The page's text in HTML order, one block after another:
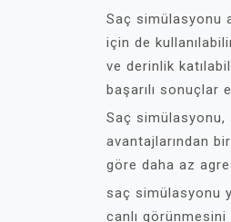
Saç simülasyonu
için de
ve derinlik
başarılı sonuçlar
Saç
avantajlarından
göre daha az
saç simülasyonu
canlı